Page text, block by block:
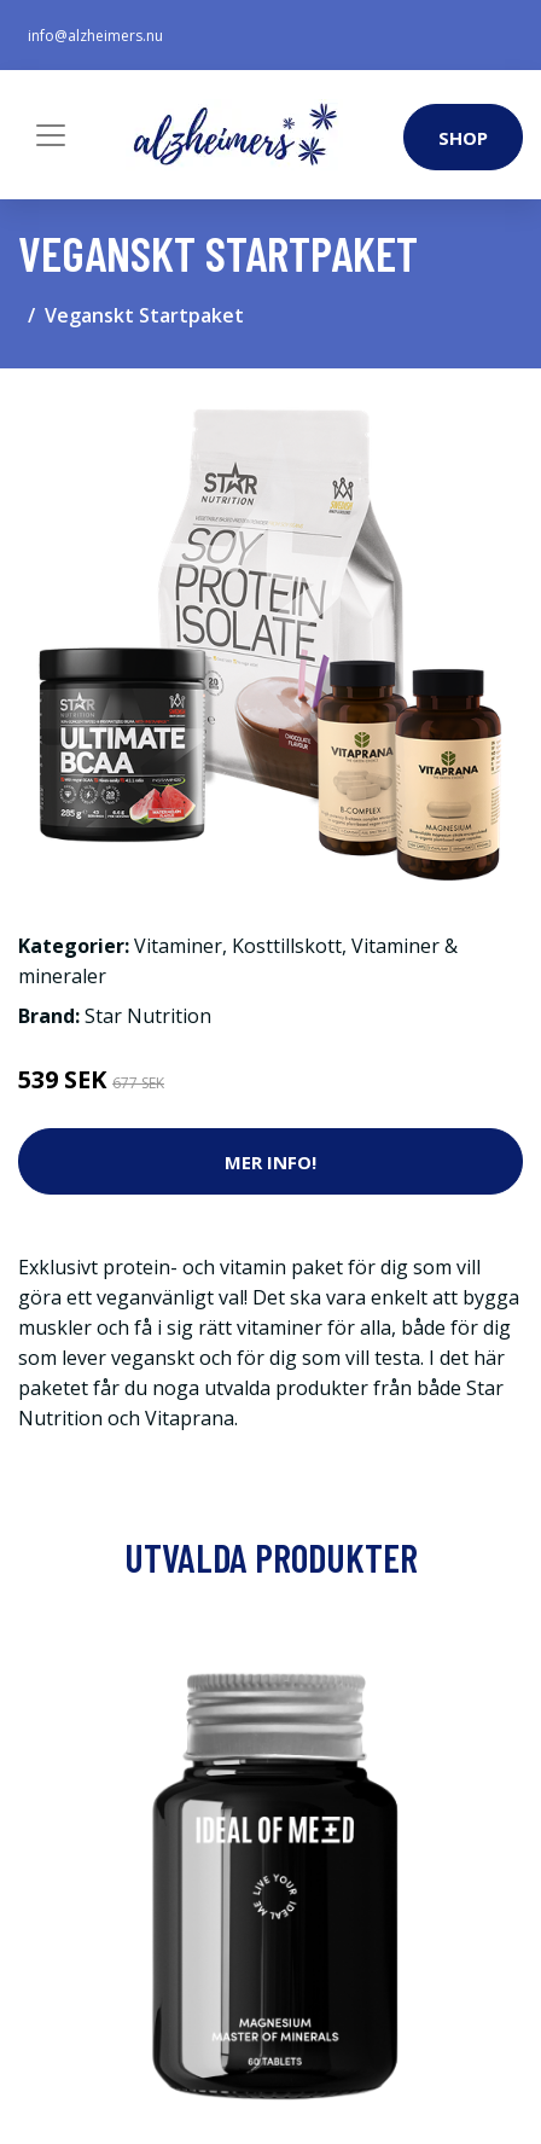
info@alzheimers.nu
SHOP
VEGANSKT STARTPAKET
Veganskt Startpaket
Kategorier:Vitaminer, Kosttillskott, Vitaminer &
mineraler
Brand:Star Nutrition
539 SEK 677 SEK
MER INFO!
Exklusivt protein- och vitamin paket för dig som vill
göra ett veganvänligt val! Det ska vara enkelt att bygga
muskler och få i sig rätt vitaminer för alla, både för dig
som lever veganskt och för dig som vill testa. I det här
paketet får du noga utvalda produkter från både Star
Nutrition och Vitaprana.
UTVALDA PRODUKTER